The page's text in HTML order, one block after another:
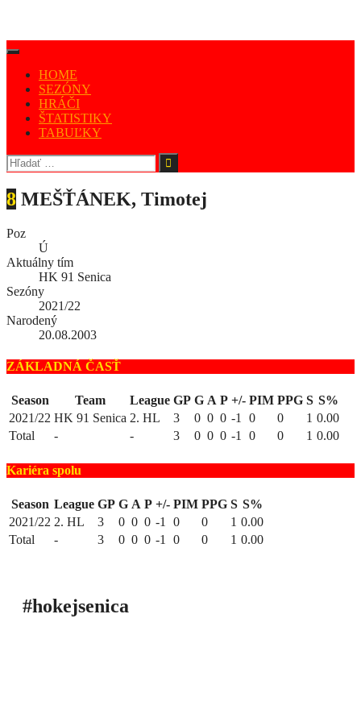
HOME
SEZÓNY
HRÁČI
ŠTATISTIKY
TABUĽKY
8 MEŠŤÁNEK, Timotej
Poz
Ú
Aktuálny tím
HK 91 Senica
Sezóny
2021/22
Narodený
20.08.2003
ZÁKLADNÁ ČASŤ
Season Team League GP G A P +/- PIM PPG S S%
2021/22 HK 91 Senica 2. HL 3 0 0 0 -1 0 0 1 0.00
Total
- - 3 0 0 0 -1 0 0 1 0.00
Kariéra spolu
Season League GP G A P +/- PIM PPG S S%
2021/22 2. HL 3 0 0 0 -1 0 0 1 0.00
Total
- 3 0 0 0 -1 0 0 1 0.00
#hokejsenica